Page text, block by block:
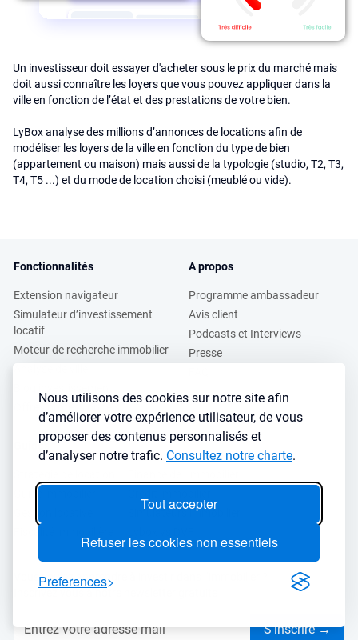
Nous utilisons des cookies sur notre site afin
d’améliorer votre expérience utilisateur, de vous
proposer des contenus personnalisés et
d’analyser notre trafic. Consultez notre charte.
Tout accepter
Refuser les cookies non essentiels
Preferences
Un investisseur doit essayer d'acheter sous le prix du marché mais
doit aussi connaître les loyers que vous pouvez appliquer dans la
ville en fonction de l’état et des prestations de votre bien.
LyBox analyse des millions d’annonces de locations afin de
modéliser les loyers de la ville en fonction du type de bien
(appartement ou maison) mais aussi de la typologie (studio, T2, T3,
T4, T5 ...) et du mode de location choisi (meublé ou vide).
Fonctionnalités
Extension navigateur
Simulateur d’investissement
locatif
Moteur de recherche immobilier
A propos
Programme ambassadeur
Avis client
Podcasts et Interviews
Presse
Guides
Simulateurs immobilier
Vous voulez apprendre à investir dans l’immobilier ?
S'inscrire→